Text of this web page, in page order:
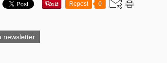
Repost 0
newsletter